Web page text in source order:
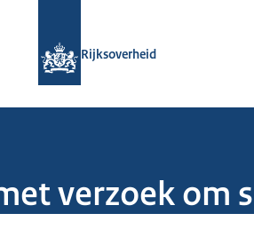
Rijksoverheid
verzoek om